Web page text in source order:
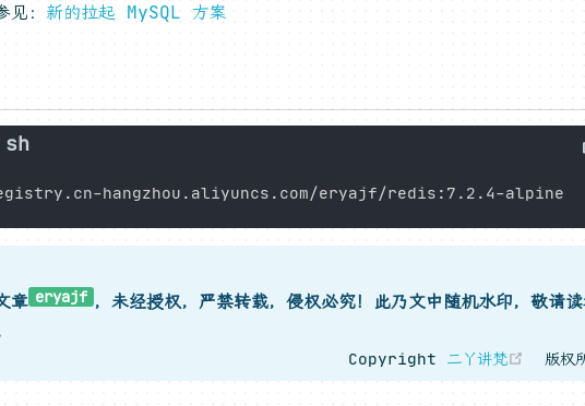
： 新的拉起 MySQL 方案
章 eryajf ，未经授权，严禁转载，侵权必究！此乃文中随机水印，敬请
Copyright 二丫讲梵 版权